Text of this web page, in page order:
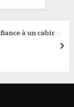
à un cabinet